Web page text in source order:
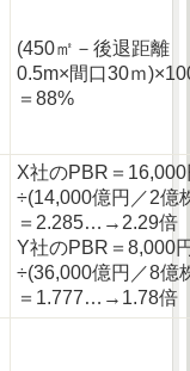
(450㎡－後退距離
0.5m×間口30ｍ
＝88%
X社のPBR＝16,000
÷(14,000億円／2億
＝2.285…→2.29倍
Y社のPBR＝8,000
÷(36,000億円／8億
＝1.777…→1.78倍